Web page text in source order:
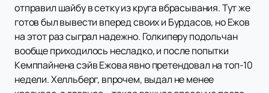
отправил шайбу в сетку из круга вбрасывания. Тут же
готов был вывести вперед своих и Бурдасов, но Ежов
на этот раз сыграл надежно. Голкиперу подольчан
вообще приходилось несладко, и после попытки
Кемппайнена сэйв Ежова явно претендовал на топ-10
недели. Хелльберг, впрочем, выдал не менее